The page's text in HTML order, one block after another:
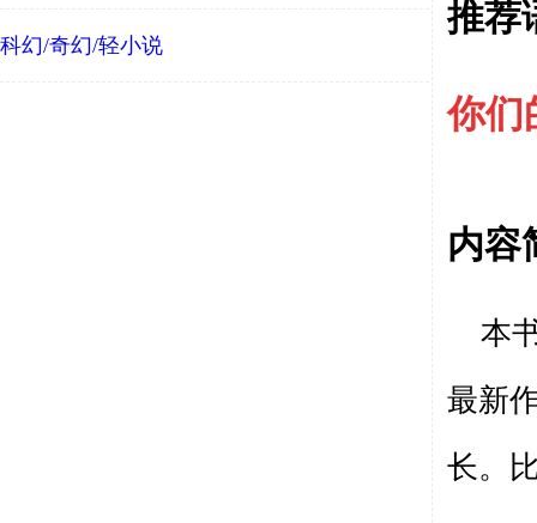
科幻/奇幻/轻小说
推荐
你们
内容
本
最新
长。